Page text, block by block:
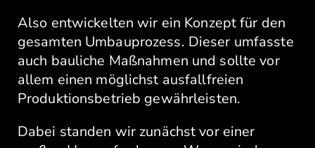
Also entwickelten wir ein Konzept für den
gesamten Umbauprozess. Dieser umfasste
auch bauliche Maßnahmen und sollte vor
allem einen möglichst ausfallfreien
Produktionsbetrieb gewährleisten.
Dabei standen wir zunächst vor einer